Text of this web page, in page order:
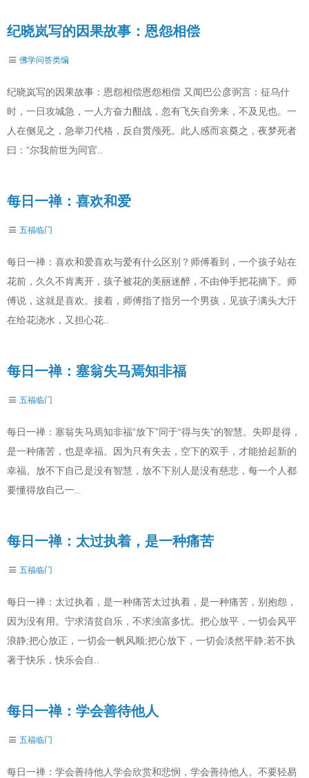
纪晓岚写的因果故事：恩怨相偿
佛学问答类编
纪晓岚写的因果故事：恩怨相偿恩怨相偿 又闻巴公彦弼言：征乌什
时，一日攻城急，一人方奋力酣战，忽有飞矢自旁来，不及见也。一
人在侧见之，急举刀代格，反自贯颅死。此人感而哀奠之，夜梦死者
曰：“尔我前世为同官..
每日一禅：喜欢和爱
五福临门
每日一禅：喜欢和爱喜欢与爱有什么区别？师傅看到，一个孩子站在
花前，久久不肯离开，孩子被花的美丽迷醉，不由伸手把花摘下。师
傅说，这就是喜欢。接着，师傅指了指另一个男孩，见孩子满头大汗
在给花浇水，又担心花..
每日一禅：塞翁失马焉知非福
五福临门
每日一禅：塞翁失马焉知非福“放下”同于“得与失”的智慧。失即是得，
是一种痛苦，也是幸福。因为只有失去，空下的双手，才能拾起新的
幸福。放不下自己是没有智慧，放不下别人是没有慈悲，每一个人都
要懂得放自己一..
每日一禅：太过执着，是一种痛苦
五福临门
每日一禅：太过执着，是一种痛苦太过执着，是一种痛苦，别抱怨，
因为没有用。宁求清贫自乐，不求浊富多忧。把心放平，一切会风平
浪静;把心放正，一切会一帆风顺;把心放下，一切会淡然平静;若不执
著于快乐，快乐会自..
每日一禅：学会善待他人
五福临门
每日一禅：学会善待他人学会欣赏和悲悯，学会善待他人。不要轻易